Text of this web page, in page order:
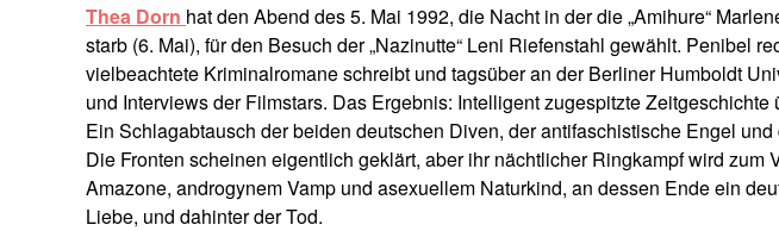
Thea Dorn hat den Abend des 5. Mai 1992, die Nacht in der die „Amihure“
starb (6. Mai), für den Besuch der „Nazinutte“ Leni Riefenstahl gewählt. Penibel
vielbeachtete Kriminalromane schreibt und tagsüber an der Berliner Humboldt
und Interviews der Filmstars. Das Ergebnis: Intelligent zugespitzte
Ein Schlagabtausch der beiden deutschen Diven, der antifaschistische Engel
Die Fronten scheinen eigentlich geklärt, aber ihr nächtlicher Ringkampf wird zum
Amazone, androgynem Vamp und asexuellem Naturkind, an dessen Ende ein
Liebe, und dahinter der Tod.